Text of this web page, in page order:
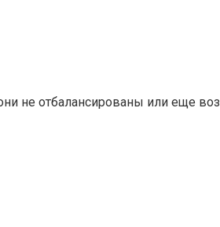
не отбалансированы или еще